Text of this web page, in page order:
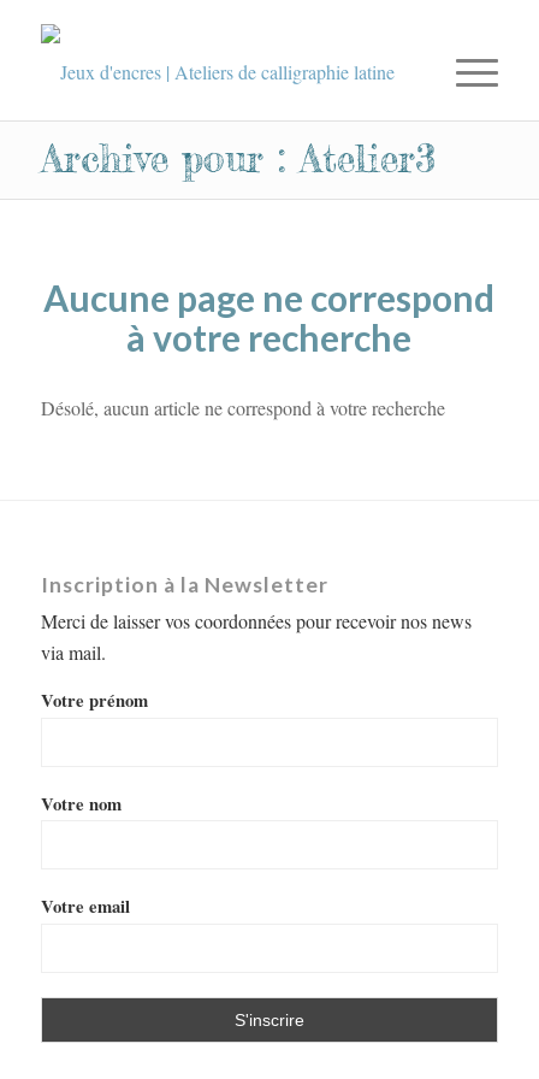
Archive pour : Atelier3
Aucune page ne correspond
à votre recherche
Désolé, aucun article ne correspond à votre recherche
Inscription à la Newsletter
Merci de laisser vos coordonnées pour recevoir nos news
via mail.
Votre prénom
Votre nom
Votre email